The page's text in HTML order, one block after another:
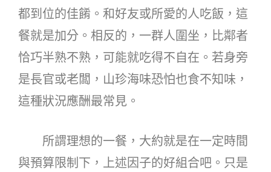
都到位的佳餚。和好友或所愛的人吃飯，這
餐就是加分。相反的，一群人圍坐，比鄰者
恰巧半熟不熟，可能就吃得不自在。若身旁
是長官或老闆，山珍海味恐怕也食不知味，
這種狀況應酬最常見。
所謂理想的一餐，大約就是在一定時間
與預算限制下，上述因子的好組合吧。只是